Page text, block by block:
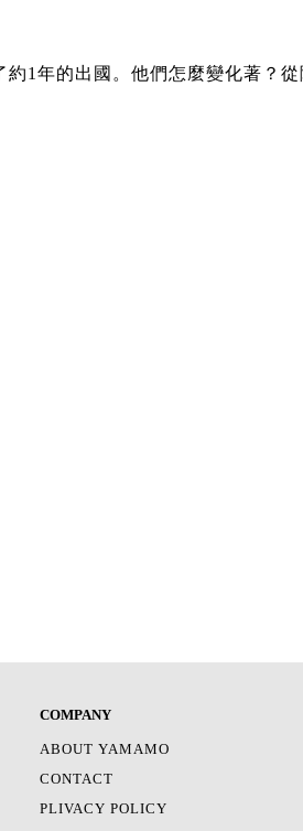
1年的出國。他們怎麼變化著？從
COMPANY
ABOUT YAMAMO
CONTACT
PLIVACY POLICY